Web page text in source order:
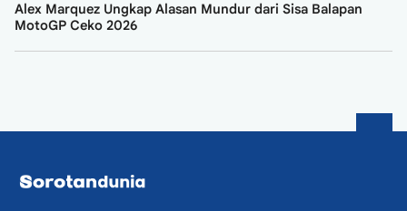
Alex Marquez Ungkap Alasan Mundur dari Sisa Balapan
MotoGP Ceko 2026